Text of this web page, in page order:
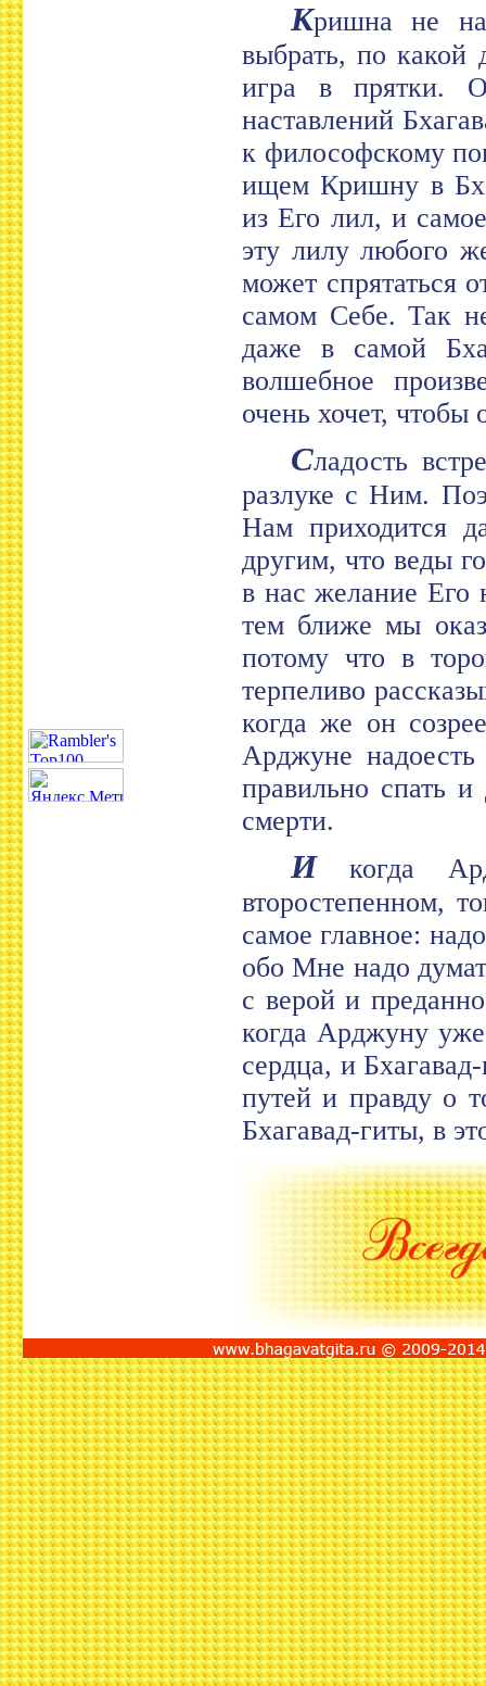
Кришна не
выбрать, по какой
игра в прятки.
наставлений
к философскому
ищем Кришну в
из Его лил, и
эту лилу любого
может спрятаться
самом Себе. Так
даже в самой
волшебное
очень хочет, чтобы
Сладость
разлуке с Ним.
Нам приходится
другим, что веды
в нас желание Его
тем ближе мы
потому что в
терпеливо
когда же он
Арджуне
правильно спать
смерти.
Икогда
второстепенном,
самое главное:
обо Мне надо
с верой и
когда Арджуну уже
сердца, и
путей и правду о
Бхагавад-гиты, в